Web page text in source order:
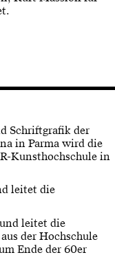
Schriftgrafik der
in Parma wird die
Kunsthochschule in
leitet die
leitet die
der Hochschule
Ende der 60er